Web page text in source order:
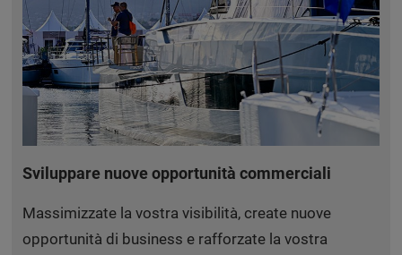
Sviluppare nuove opportunità commerciali
Massimizzate la vostra visibilità, create nuove
opportunità di business e rafforzate la vostra